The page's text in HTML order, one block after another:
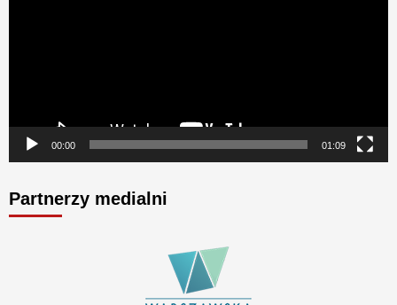
00:00 01:09
Partnerzy medialni